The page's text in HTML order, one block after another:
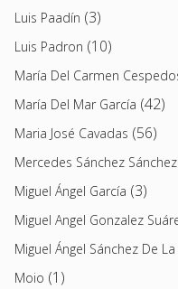
Luis Paadín (3)
Luis Padron (10)
María Del Carmen
María Del Mar García (42)
Maria José Cavadas (56)
Mercedes Sánchez Sánchez
Miguel Ángel García (3)
Miguel Angel Gonzalez
Miguel Ángel Sánchez De
Moio (1)